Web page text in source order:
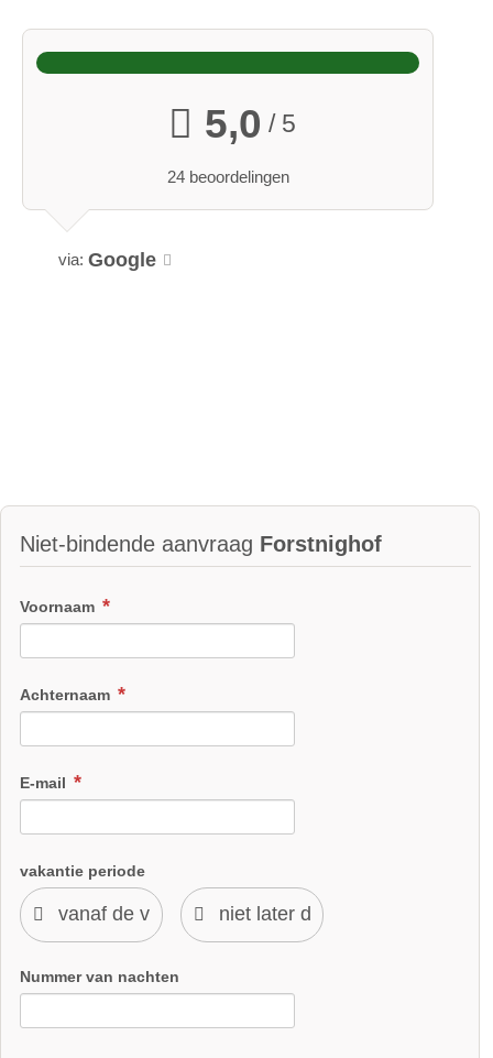
Dwerggeiten
Mimi en Erich zijn graag op de boerderij! Ik knabbel graag aan
Varkens
vleesleveranciers. 's Ochtends zitten ze al te gillen terwijl ze
kookworst zijn een delicatesse!
5,0 / 5
24 beoordelingen
via: Google
Niet-bindende aanvraag Forstnighof
Voornaam
Achternaam
E-mail
vakantie periode
Nummer van nachten